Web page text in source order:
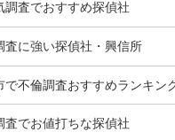
ポリシー
調査でおすすめ探偵社
査に強い探偵社・興信所
で不倫調査おすすめランキン
査でお値打ちな探偵社